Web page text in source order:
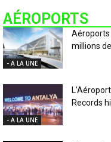
AÉROPORTS
- A LA UNE
Aéroports
millions de
- A LA UNE
Records